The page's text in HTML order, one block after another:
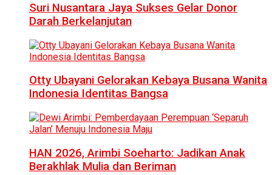
Suri Nusantara Jaya Sukses Gelar Donor
Darah Berkelanjutan
Otty Ubayani Gelorakan Kebaya Busana Wanita
Indonesia Identitas Bangsa
HAN 2026, Arimbi Soeharto: Jadikan Anak
Berakhlak Mulia dan Beriman